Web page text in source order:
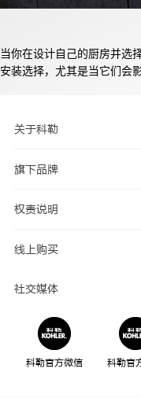
当你在设计自己的厨房并选
安装选择，尤其是当它们会
关于科勒
旗下品牌
权责说明
线上购买
社交媒体
科勒官方微信 科勒官